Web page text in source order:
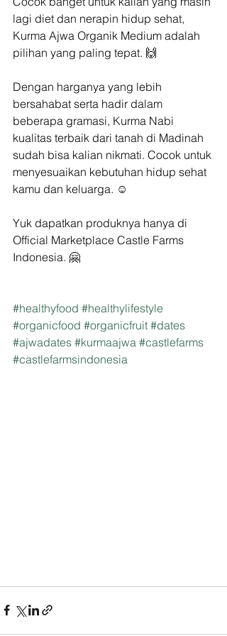
lagi diet dan nerapin hidup sehat,
Kurma Ajwa Organik Medium adalah
pilihan yang paling tepat. 🙌
Dengan harganya yang lebih
bersahabat serta hadir dalam
beberapa gramasi, Kurma Nabi
kualitas terbaik dari tanah di Madinah
sudah bisa kalian nikmati. Cocok untuk
menyesuaikan kebutuhan hidup sehat
kamu dan keluarga. ☺️
Yuk dapatkan produknya hanya di
Official Marketplace Castle Farms
Indonesia. 🤗
#healthyfood #healthylifestyle
#organicfood #organicfruit #dates
#ajwadates #kurmaajwa #castlefarms
#castlefarmsindonesia